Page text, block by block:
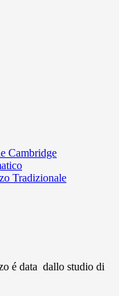
Cambridge
Tradizionale
é data dallo studio di